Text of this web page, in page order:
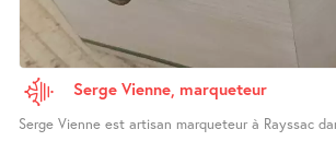
Serge Vienne, marqueteur
Serge Vienne est artisan marqueteur à Rayssac